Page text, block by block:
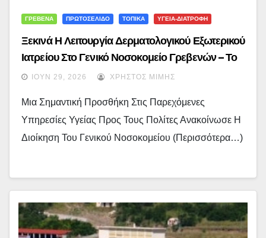
ΓΡΕΒΕΝΑ ΠΡΩΤΟΣΕΛΙΔΟ ΤΟΠΙΚΑ ΥΓΕΙΑ-ΔΙΑΤΡΟΦΗ
Ξεκινά Η Λειτουργία Δερματολογικού Εξωτερικού
Ιατρείου Στο Γενικό Νοσοκομείο Γρεβενών – Το
Πρόγραμμα Του Ιουλίου
ΙΟΎΝ 29, 2026 ΧΡΉΣΤΟΣ ΜΊΜΗΣ
Μια Σημαντική Προσθήκη Στις Παρεχόμενες
Υπηρεσίες Υγείας Προς Τους Πολίτες Ανακοίνωσε Η
Διοίκηση Του Γενικού Νοσοκομείου (περισσότερα…)